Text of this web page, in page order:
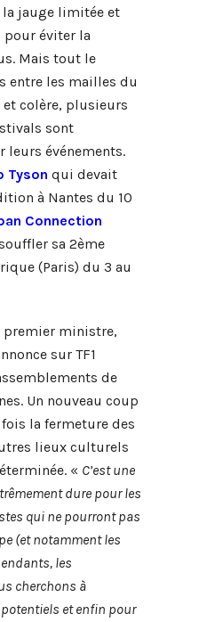
jauge limitée et
pour éviter la
Mais tout le
entre les mailles du
colère, plusieurs
sont
leurs événements.
Tyson qui devait
à Nantes du 10
Connection
sa 2ème
(Paris) du 3 au
premier ministre,
sur TF1
de
Un nouveau coup
la fermeture des
lieux culturels
« C’est une
dure pour les
qui ne pourront pas
(et notamment les
les
cherchons à
et enfin pour